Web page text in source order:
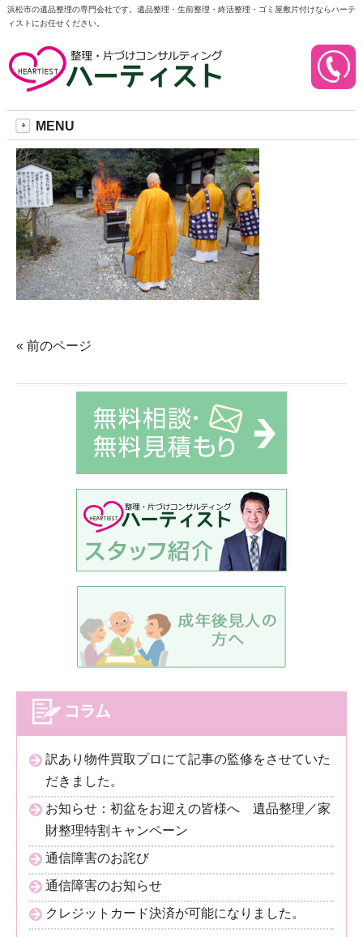
浜松市の遺品整理の専門会社です。遺品整理・生前整理・終活整理・ゴミ屋敷片付けならハーテ
ィストにお任せください。
MENU
祈祷
2018/09/27
« 前のページ
訳あり物件買取プロにて記事の監修をさせていた
だきました。
お知らせ：初盆をお迎えの皆様へ 遺品整理／家
財整理特割キャンペーン
通信障害のお詫び
通信障害のお知らせ
クレジットカード決済が可能になりました。